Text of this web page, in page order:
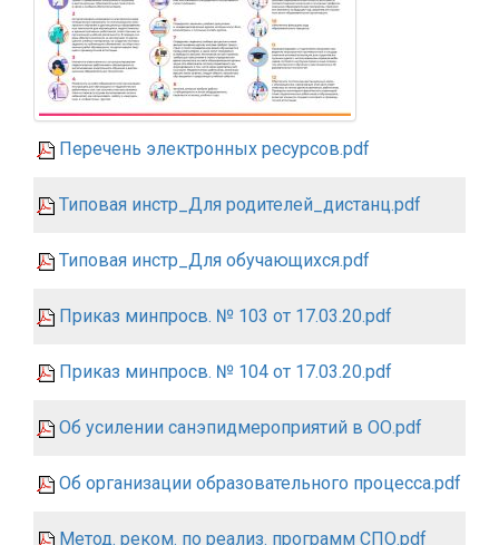
Перечень электронных ресурсов.pdf
Типовая инстр_Для родителей_дистанц.pdf
Типовая инстр_Для обучающихся.pdf
Приказ минпросв. № 103 от 17.03.20.pdf
Приказ минпросв. № 104 от 17.03.20.pdf
Об усилении санэпидмероприятий в ОО.pdf
Об организации образовательного процесса.pdf
Метод. реком. по реализ. программ СПО.pdf